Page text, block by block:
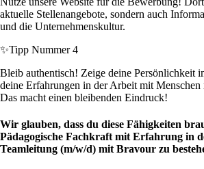
aktuelle Stellenangebote, sondern auch
und die Unternehmenskultur.
✨Tipp Nummer 4
Bleib authentisch! Zeige deine Persönlichkeit
deine Erfahrungen in der Arbeit mit
Das macht einen bleibenden Eindruck!
Wir glauben, dass du diese Fähigkeiten
Pädagogische Fachkraft mit Erfahrung in
Teamleitung (m/w/d) mit Bravour zu